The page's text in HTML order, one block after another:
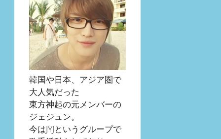
韓国や日本、アジア圏で
大人気だった
東方神起の元メンバーの
ジェジュン。
今はJYJというグループで